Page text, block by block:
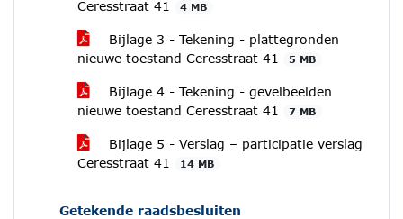
Ceresstraat 41
4 MB
Bijlage 3 - Tekening - plattegronden
nieuwe toestand Ceresstraat 41
5 MB
Bijlage 4 - Tekening - gevelbeelden
nieuwe toestand Ceresstraat 41
7 MB
Bijlage 5 - Verslag – participatie verslag
Ceresstraat 41
14 MB
Getekende raadsbesluiten